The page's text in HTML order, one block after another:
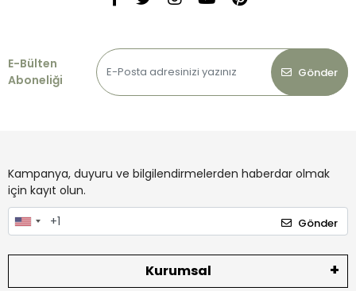
E-Bülten
Aboneliği
Gönder
Kampanya, duyuru ve bilgilendirmelerden haberdar olmak
için kayıt olun.
Gönder
Kurumsal